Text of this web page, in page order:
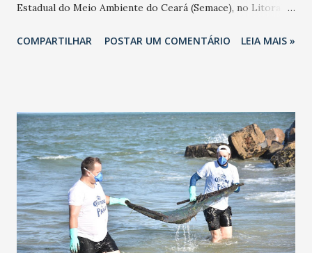
Estadual do Meio Ambiente do Ceará (Semace), no Litoral
helicóptero do Ciopaer. As manchas estavam relativamente
Marinha. Foi o quinto sobrevoo do tipo realizado pela
Semace, com o objetivo de conter o óleo e minimizar os
efeitos do derramamento ocorrido em alto mar. O óleo foi
acondicionado em sacos e deverão ser destinados a uma
fábrica de cimento, em Sobral, autorizada pela Semace para
a queima deste tipo de substância. Os sobrevoos
preventivos da Semace com o Ciopaer serão mantidos,
COMPARTILHAR POSTAR UM COMENTÁRIO LEIA MAIS »